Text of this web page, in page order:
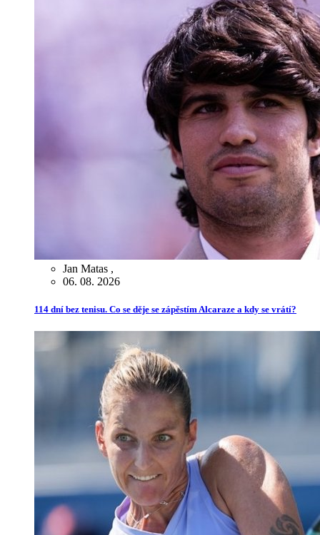
Jan Matas ,
06. 08. 2026
114 dní bez tenisu. Co se děje se zápěstím Alcaraze a kdy se vrátí?